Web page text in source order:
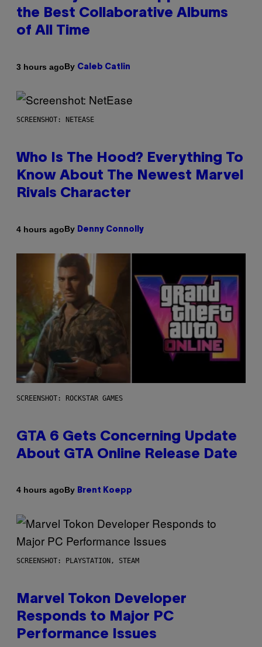
the Best Collaborative Albums
of All Time
3 hours agoBy Caleb Catlin
SCREENSHOT: NETEASE
Who Is The Hood? Everything To
Know About The Newest Marvel
Rivals Character
4 hours agoBy Denny Connolly
SCREENSHOT: ROCKSTAR GAMES
GTA 6 Gets Concerning Update
About GTA Online Release Date
4 hours agoBy Brent Koepp
SCREENSHOT: PLAYSTATION, STEAM
Marvel Tokon Developer
Responds to Major PC
Performance Issues